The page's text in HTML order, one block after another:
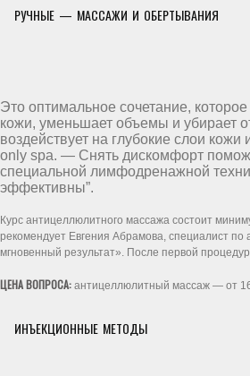
РУЧНЫЕ — МАССАЖИ И ОБЕРТЫВАНИЯ
Это оптимальное сочетание,
кожи, уменьшает объемы и убирает
воздействует на глубокие слои
only spa. — Снять дискомфорт
специальной лимфодренажной
эффективны”.
Курс антицеллюлитного массажа состоит
рекомендует Евгения Абрамова, специалист
мгновенный результат». После первой
ЦЕНА ВОПРОСА: антицеллюлитный массаж — от
ИНЪЕКЦИОННЫЕ МЕТОДЫ